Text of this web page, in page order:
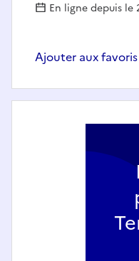
En ligne depuis le
Ajouter aux favoris